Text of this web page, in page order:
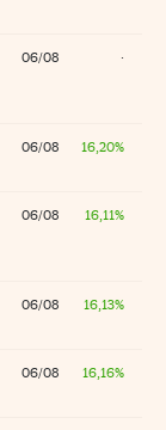
06/08 ·
06/08 16,20%
06/08 16,11%
06/08 16,13%
06/08 16,16%